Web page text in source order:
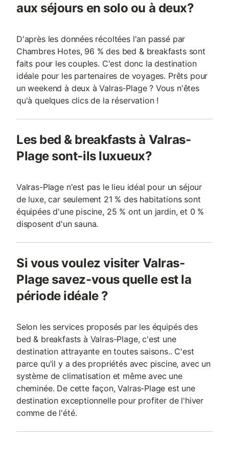
aux séjours en solo ou à deux?
D'après les données récoltées l'an passé par
Chambres Hotes, 96 % des bed & breakfasts sont
faits pour les couples. C'est donc la destination
idéale pour les partenaires de voyages. Prêts pour
un weekend à deux à Valras-Plage ? Vous n'êtes
qu'à quelques clics de la réservation !
Les bed & breakfasts à Valras-
Plage sont-ils luxueux?
Valras-Plage n'est pas le lieu idéal pour un séjour
de luxe, car seulement 21 % des habitations sont
équipées d'une piscine, 25 % ont un jardin, et 0 %
disposent d'un sauna.
Si vous voulez visiter Valras-
Plage savez-vous quelle est la
période idéale ?
Selon les services proposés par les équipés des
bed & breakfasts à Valras-Plage, c'est une
destination attrayante en toutes saisons.. C'est
parce qu'il y a des propriétés avec piscine, avec un
système de climatisation et même avec une
cheminée. De cette façon, Valras-Plage est une
destination exceptionnelle pour profiter de l'hiver
comme de l'été.